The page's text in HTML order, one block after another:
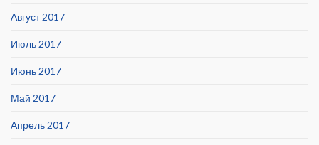
Август 2017
Июль 2017
Июнь 2017
Май 2017
Апрель 2017